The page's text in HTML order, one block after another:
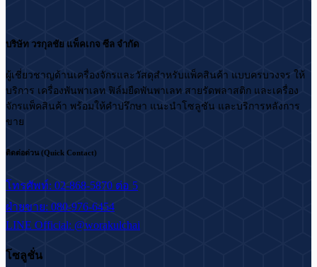
บริษัท วรกุลชัย แพ็คเกจ ซีล จำกัด
ผู้เชี่ยวชาญด้านเครื่องจักรและวัสดุสำหรับแพ็คสินค้า แบบครบวงจร ให้
บริการ เครื่องพันพาเลท ฟิล์มยืดพันพาเลท สายรัดพลาสติก และเครื่อง
จักรแพ็คสินค้า พร้อมให้คำปรึกษา แนะนำโซลูชัน และบริการหลังการ
ขาย
ติดต่อด่วน (Quick Contact)
โทรศัพท์: 02-868-5870 ต่อ 5
ฝ่ายขาย: 080-976-6454
LINE Official: @worakulchai
โซลูชั่น